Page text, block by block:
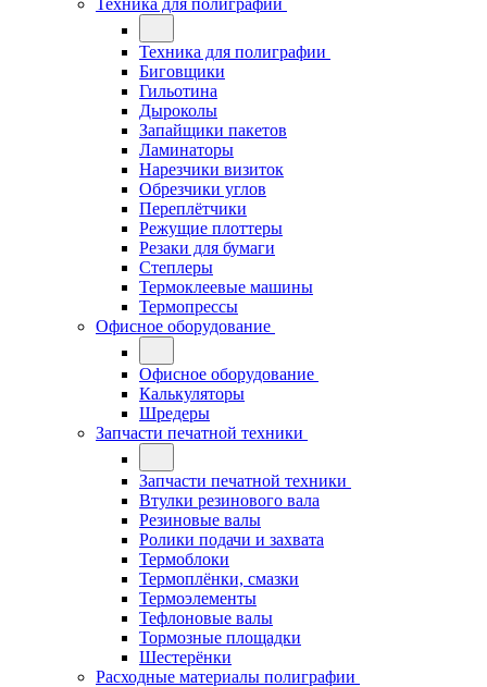
Техника для полиграфии
Техника для полиграфии
Биговщики
Гильотина
Дыроколы
Запайщики пакетов
Ламинаторы
Нарезчики визиток
Обрезчики углов
Переплётчики
Режущие плоттеры
Резаки для бумаги
Степлеры
Термоклеевые машины
Термопрессы
Офисное оборудование
Офисное оборудование
Калькуляторы
Шредеры
Запчасти печатной техники
Запчасти печатной техники
Втулки резинового вала
Резиновые валы
Ролики подачи и захвата
Термоблоки
Термоплёнки, смазки
Термоэлементы
Тефлоновые валы
Тормозные площадки
Шестерёнки
Расходные материалы полиграфии